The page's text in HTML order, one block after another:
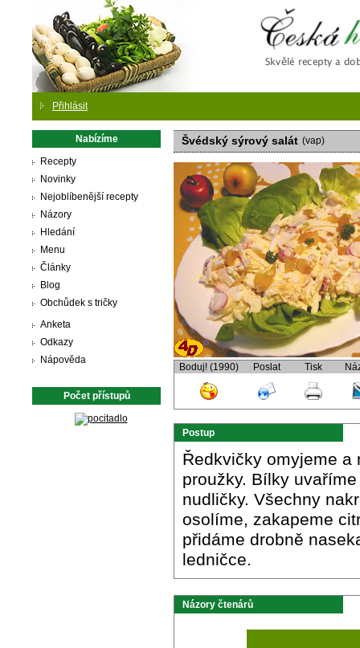
Přihlásit
Nabízíme
Recepty
Novinky
Nejoblíbenější recepty
Názory
Hledání
Menu
Články
Blog
Obchůdek s tričky
Anketa
Odkazy
Nápověda
Počet přístupů
Švédský sýrový salát (vap)
Boduj! (1990) Poslat Tisk
Postup
Ředkvičky omyjeme
proužky. Bílky
nudličky. Všechny
osolíme, zakapeme
přidáme drobně
ledničce.
Názory čtenárů